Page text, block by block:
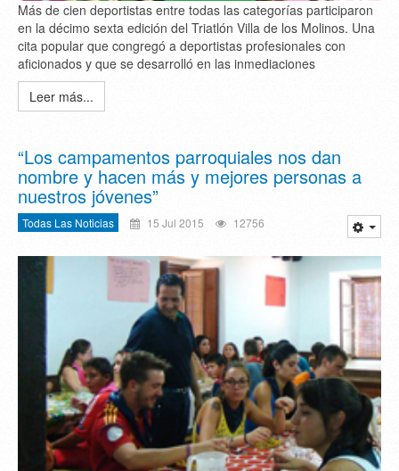
Más de cien deportistas entre todas las categorías participaron
en la décimo sexta edición del Triatlón Villa de los Molinos. Una
cita popular que congregó a deportistas profesionales con
aficionados y que se desarrolló en las inmediaciones
Leer más...
“Los campamentos parroquiales nos dan
nombre y hacen más y mejores personas a
nuestros jóvenes”
Todas Las Noticias 15 Jul 2015 12756